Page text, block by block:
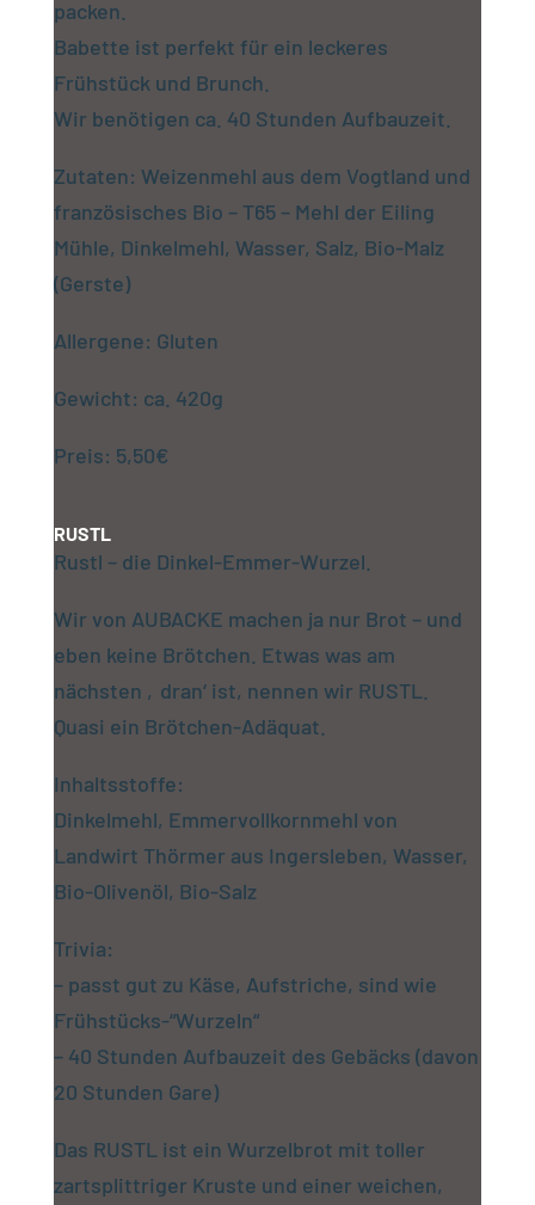
packen.
Babette ist perfekt für ein leckeres
Frühstück und Brunch.
Wir benötigen ca. 40 Stunden Aufbauzeit.
Zutaten: Weizenmehl aus dem Vogtland und
französisches Bio – T65 – Mehl der Eiling
Mühle, Dinkelmehl, Wasser, Salz, Bio-Malz
(Gerste)
Allergene: Gluten
Gewicht: ca. 420g
Preis: 5,50€
RUSTL
Rustl – die Dinkel-Emmer-Wurzel.
Wir von AUBACKE machen ja nur Brot – und
eben keine Brötchen. Etwas was am
nächsten ‚dran‘ ist, nennen wir RUSTL.
Quasi ein Brötchen-Adäquat.
Inhaltsstoffe:
Dinkelmehl, Emmervollkornmehl von
Landwirt Thörmer aus Ingersleben, Wasser,
Bio-Olivenöl, Bio-Salz
Trivia:
– passt gut zu Käse, Aufstriche, sind wie
Frühstücks-“Wurzeln“
– 40 Stunden Aufbauzeit des Gebäcks (davon
20 Stunden Gare)
Das RUSTL ist ein Wurzelbrot mit toller
zartsplittriger Kruste und einer weichen,